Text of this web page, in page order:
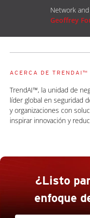
Network
Geoffrey
ACERCA DE TRENDAI™
TrendAI™, la unidad de
líder global en seguridad
y organizaciones con
inspirar innovación y
¿Listo
enfoque